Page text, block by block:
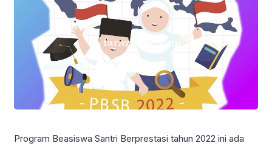
Program Beasiswa Santri Berprestasi tahun 2022 ini ada